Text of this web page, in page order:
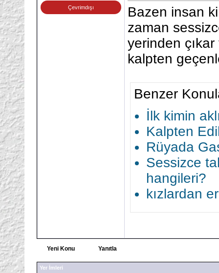
Çevrimdışı
Bazen insan
zaman
yerinden çıkar
kalpten
Benzer
İlk kimin
Kalpten
Rüyada
Sessizce
hangileri?
kızlardan
Yeni Konu Yanıtla
Yer İmleri